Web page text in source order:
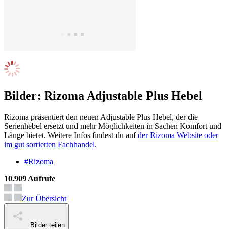
Bilder: Rizoma Adjustable Plus Hebel
Rizoma präsentiert den neuen Adjustable Plus Hebel, der die
Serienhebel ersetzt und mehr Möglichkeiten in Sachen Komfort und
Länge bietet. Weitere Infos findest du aufder Rizoma Website oder
im gut sortierten Fachhandel.
#Rizoma
10.909 Aufrufe
Zur Übersicht
Bilder teilen